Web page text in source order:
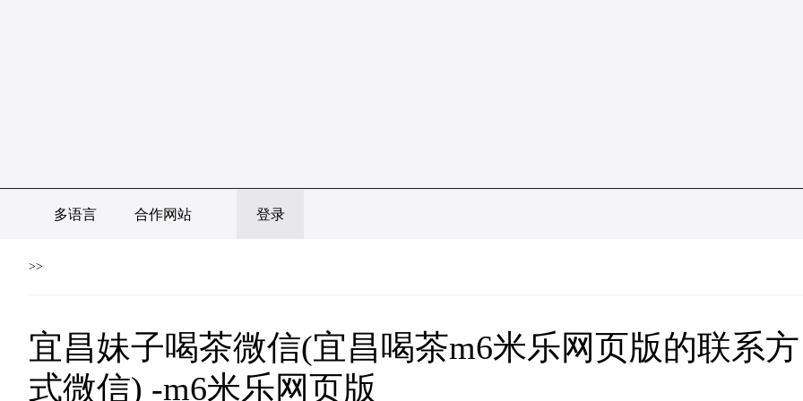
多语言 合作网站 登录
>>
宜昌妹子喝茶微信(宜昌喝茶m6米乐网页版的联系方
式微信) -m6米乐网页版